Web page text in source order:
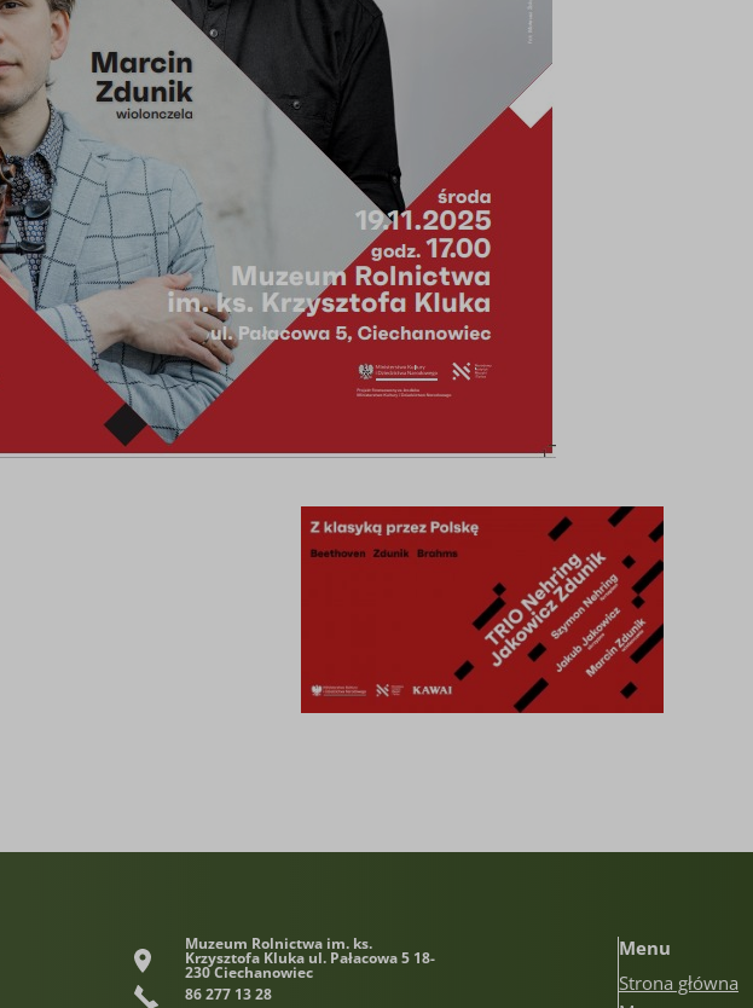
Muzeum Rolnictwa im. ks.
Krzysztofa Kluka ul. Pałacowa 5 18-
230 Ciechanowiec
86 277 13 28
Menu
Strona główna